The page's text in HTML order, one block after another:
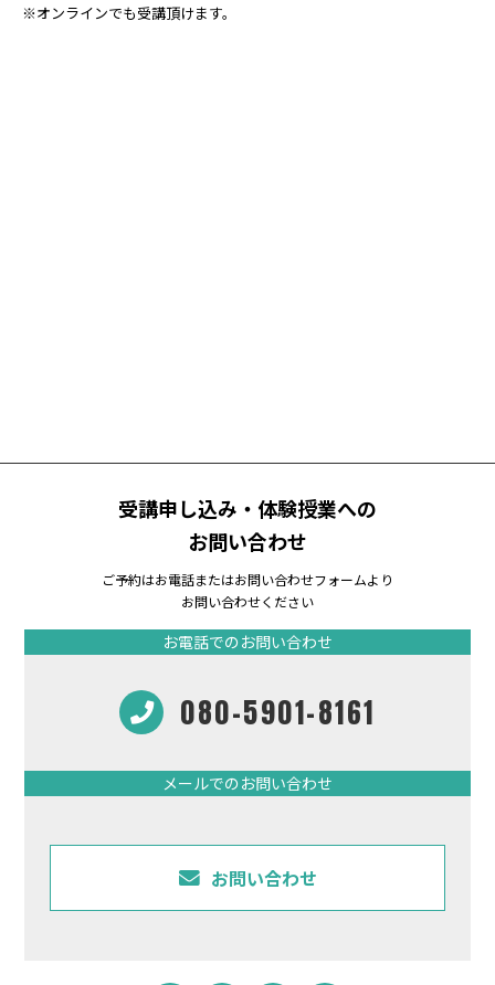
※オンラインでも受講頂けます。
受講申し込み・体験授業への
お問い合わせ
ご予約はお電話またはお問い合わせフォームより
お問い合わせください
お電話でのお問い合わせ
080-5901-8161
メールでのお問い合わせ
お問い合わせ